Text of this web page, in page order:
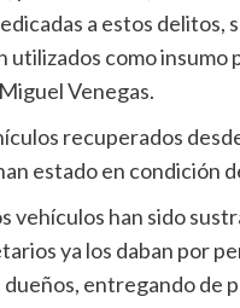
a estos delitos,
utilizados como insumo
Venegas.
recuperados
estado en condición
vehículos han sido
ya los daban por
dueños, entregando de